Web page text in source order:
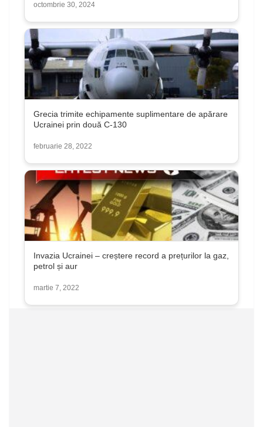
octombrie 30, 2024
Grecia trimite echipamente suplimentare de apărare
Ucrainei prin două C-130
februarie 28, 2022
Invazia Ucrainei – creștere record a prețurilor la gaz,
petrol și aur
martie 7, 2022